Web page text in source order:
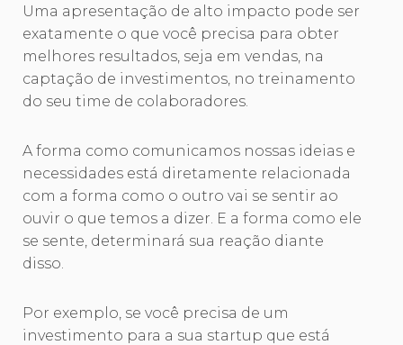
Uma apresentação de alto impacto pode ser
exatamente o que você precisa para obter
melhores resultados, seja em vendas, na
captação de investimentos, no treinamento
do seu time de colaboradores.
A forma como comunicamos nossas ideias e
necessidades está diretamente relacionada
com a forma como o outro vai se sentir ao
ouvir o que temos a dizer. E a forma como ele
se sente, determinará sua reação diante
disso.
Por exemplo, se você precisa de um
investimento para a sua startup que está